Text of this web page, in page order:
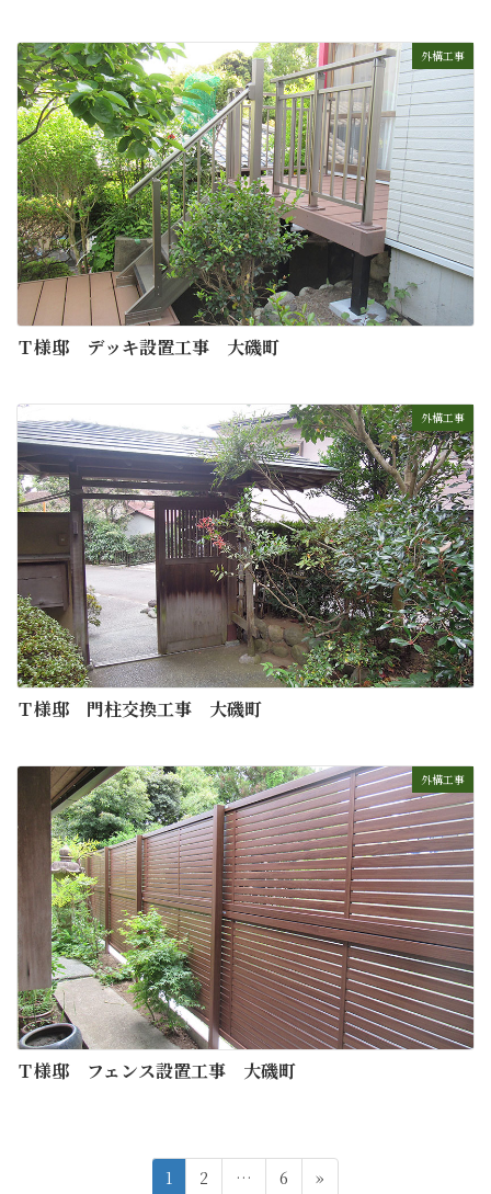
外構工事
Ｔ様邸 デッキ設置工事 大磯町
外構工事
Ｔ様邸 門柱交換工事 大磯町
外構工事
Ｔ様邸 フェンス設置工事 大磯町
ペ1
ペ
2 …
ペ
6 »